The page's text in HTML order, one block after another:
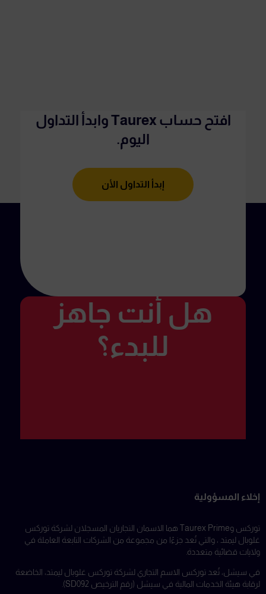
هل أنت جاهز
للبدء؟
افتح حساب Taurex وابدأ التداول
اليوم.
إبدأ التداول الأن
إخلاء المسؤولية
توركس وTaurex Prime هما الاسمان التجاريان المسجلان لشركة توركس
غلوبال ليمتد ، والتي تُعد جزءًا من مجموعة من الشركات التابعة العاملة في
ولايات قضائية متعددة.
في سيشل، تُعد توركس الاسم التجاري لشركة توركس غلوبال ليمتد، الخاضعة
لرقابة هيئة الخدمات المالية في سيشل (رقم الترخيص SD092).